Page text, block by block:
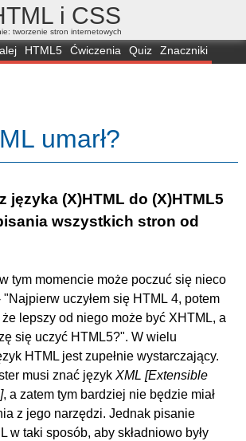
i CSS
tworzenie stron internetowych
HTML5 Ćwiczenia Quiz
Znaczniki
umarł?
języka (X)HTML do (X)HTML5
wszystkich stron od
tym momencie może poczuć się nieco
uczyłem się HTML 4, potem
lepszy od niego może być XHTML, a
się uczyć HTML5?". W wielu
HTML jest zupełnie wystarczający.
musi znać język XML
, a zatem tym bardziej nie będzie miał
z jego narzędzi. Jednak pisanie
w taki sposób, aby składniowo były